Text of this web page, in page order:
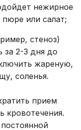
нежирное
или салат;
стеноз)
за 2-3 дня до
жареную,
соленья.
прием
кровотечения.